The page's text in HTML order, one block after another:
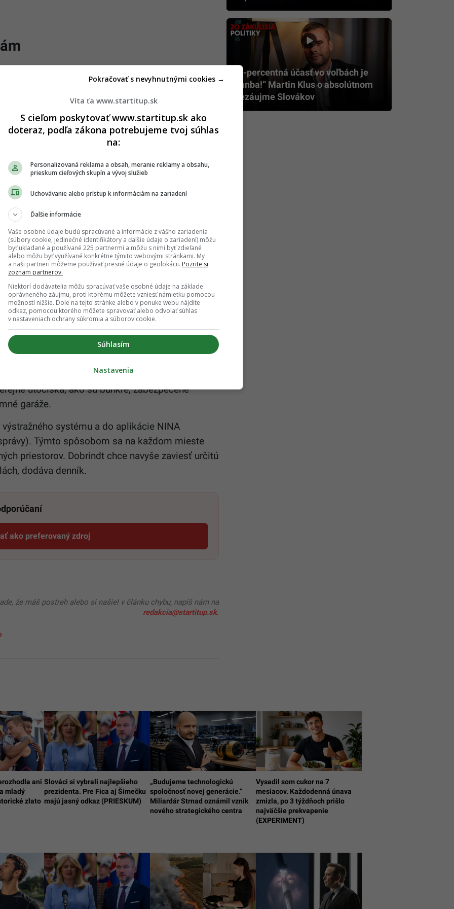
obranu
zaujíma tvrdší postoj voči hybridným
záchranárov. Vojenské a civilné obranné
aby sa zlepšila bezpečnosť a odolnosť
informoval, že vláda pripravuje špeciálny
finančné prostriedky budú použité na
a technológie vrátane Spolkového úradu pre
iného zaobstarať 1000 nových špecializovaných
legislatívny balík by mal spolkový kabinet
Podľa denníka ide o tzv. model 3-A: jasná úloha
a komplexný výcvik (Ausbildung) precivilnú
a navigovaní do krytov alebo k miestam
nielen informovať, ale ich aj navigovať,
útočiská, ako sú bunkre, zabezpečené
garáže.
systému a do aplikácie NINA
Týmto spôsobom sa na každom mieste
priestorov. Dobrindt chce navyše zaviesť určitú
dodáva denník.
ako preferovaný zdroj
Startitup, odkaz sa otvorí v novom okne
že máš postreh alebo si našiel v článku chybu, napíš nám na
redakcia@startitup.sk.
„6-percentná účasť vo voľbách je
hanba!“ Martin Klus o absolútnom
nezáujme Slovákov
ani
mladý
zlato
Slováci si vybrali najlepšieho
prezidenta. Pre Fica aj Šimečku
majú jasný odkaz (PRIESKUM)
„Budujeme technologickú
spoločnosť novej generácie.“
Miliardár Strnad oznámil vznik
nového strategického centra
Vysadil som cukor na 7
mesiacov. Každodenná únava
zmizla, po 3 týždňoch prišlo
najväčšie prekvapenie
(EXPERIMENT)
Víta ťa www.startitup.sk
S cieľom poskytovať www.startitup.sk ako
doteraz, podľa zákona potrebujeme tvoj súhlas
na:
Personalizovaná reklama a obsah, meranie reklamy a obsahu,
prieskum cieľových skupín a vývoj služieb
Uchovávanie alebo prístup k informáciám na zariadení
Ďalšie informácie
Vaše osobné údaje budú spracúvané a informácie z vášho zariadenia
(súbory cookie, jedinečné identifikátory a ďalšie údaje o zariadení) môžu
byť ukladané a používané 225 partnermi a môžu s nimi byť zdieľané
alebo môžu byť využívané konkrétne týmito webovými stránkami. My
a naši partneri môžeme používať presné údaje o geolokácii. Pozrite si
zoznam partnerov.
Niektorí dodávatelia môžu spracúvať vaše osobné údaje na základe
oprávneného záujmu, proti ktorému môžete vzniesť námietku pomocou
možností nižšie. Dole na tejto stránke alebo v ponuke webu nájdite
odkaz, pomocou ktorého môžete spravovať alebo odvolať súhlas
v nastaveniach ochrany súkromia a súborov cookie.
Súhlasím
Pokračovať s nevyhnutnými cookies →
Nastavenia